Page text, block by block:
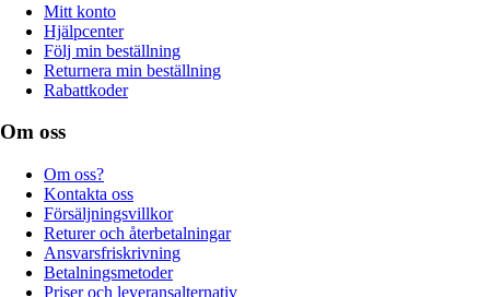
Mitt konto
Hjälpcenter
Följ min beställning
Returnera min beställning
Rabattkoder
Om oss
Om oss?
Kontakta oss
Försäljningsvillkor
Returer och återbetalningar
Ansvarsfriskrivning
Betalningsmetoder
Priser och leveransalternativ